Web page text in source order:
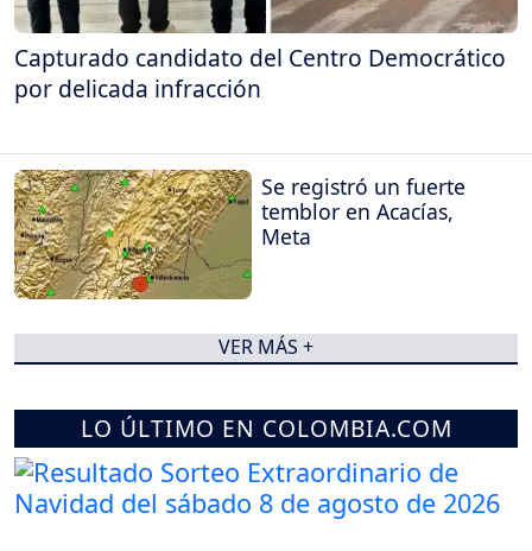
Capturado candidato del Centro Democrático
por delicada infracción
Se registró un fuerte
temblor en Acacías,
Meta
VER MÁS +
LO ÚLTIMO EN COLOMBIA.COM